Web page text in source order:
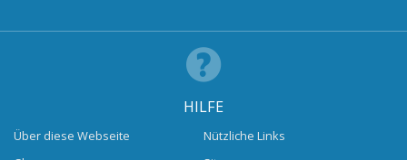
HILFE
Über diese Webseite
Nützliche Links